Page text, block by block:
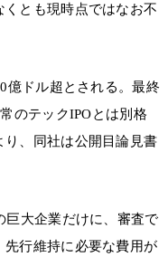
とも現時点ではなお不
億ドル超とされる。最終
のテックIPOとは別格
、同社は公開目論見書
大企業だけに、審査で
行維持に必要な費用が